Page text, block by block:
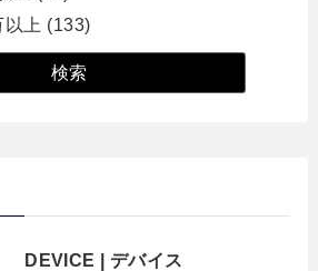
上 (133)
DEVICE | デバイス